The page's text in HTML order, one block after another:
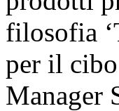
filosofia
per il
Manager